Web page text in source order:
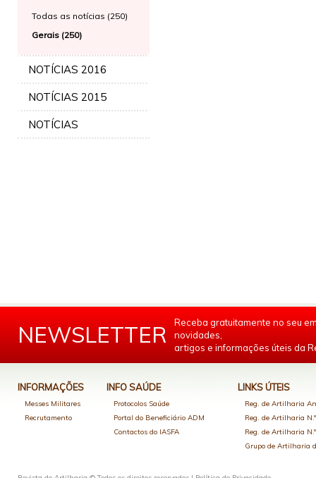
Todas as notícias (250)
Gerais (250)
NOTÍCIAS 2016
NOTÍCIAS 2015
NOTÍCIAS
NEWSLETTER
Receba gratuitamente no seu
novidades,
artigos e informações úteis da
INFORMAÇÕES
Messes Militares
Recrutamento
INFO SAÚDE
Protocolos Saúde
Portal do Beneficiário ADM
Contactos do IASFA
LINKS ÚTEIS
Reg. de Artilharia
Reg. de Artilharia
Reg. de Artilharia
Grupo de Artilharia